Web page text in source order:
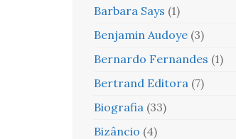
Barbara Says (1)
Benjamin Audoye (3)
Bernardo Fernandes (1)
Bertrand Editora (7)
Biografia (33)
Bizâncio (4)